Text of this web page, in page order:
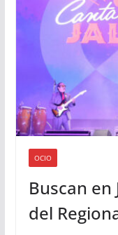
OCIO
Buscan en
del